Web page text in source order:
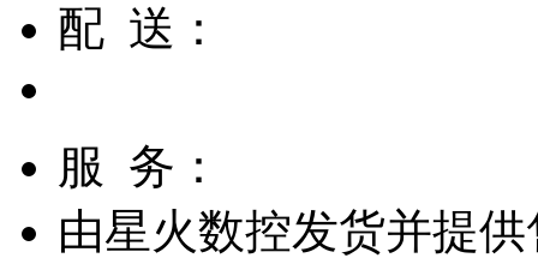
配 送：
服 务：
由星火数控发货并提